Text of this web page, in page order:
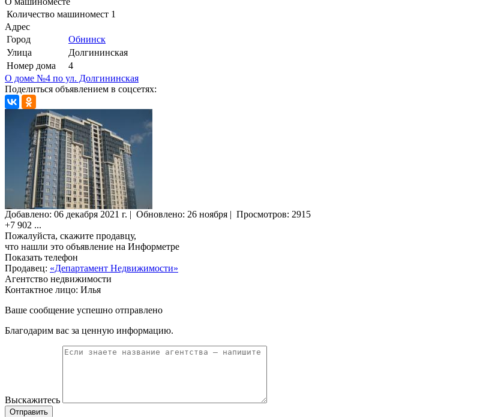
Количество машиномест 1
Адрес
Город
Обнинск
Улица
Долгининская
Номер дома
4
О доме №4 по ул. Долгининская
Поделиться объявлением в соцсетях:
Добавлено: 06 декабря 2021 г. | Обновлено: 26 ноября | Просмотров: 2915
+7 902 ...
Пожалуйста, скажите продавцу,
что нашли это объявление на Информетре
Показать телефон
Продавец: «Департамент Недвижимости»
Агентство недвижимости
Контактное лицо: Илья
Ваше сообщение успешно отправлено
Благодарим вас за ценную информацию.
Выскажитесь
Отправить